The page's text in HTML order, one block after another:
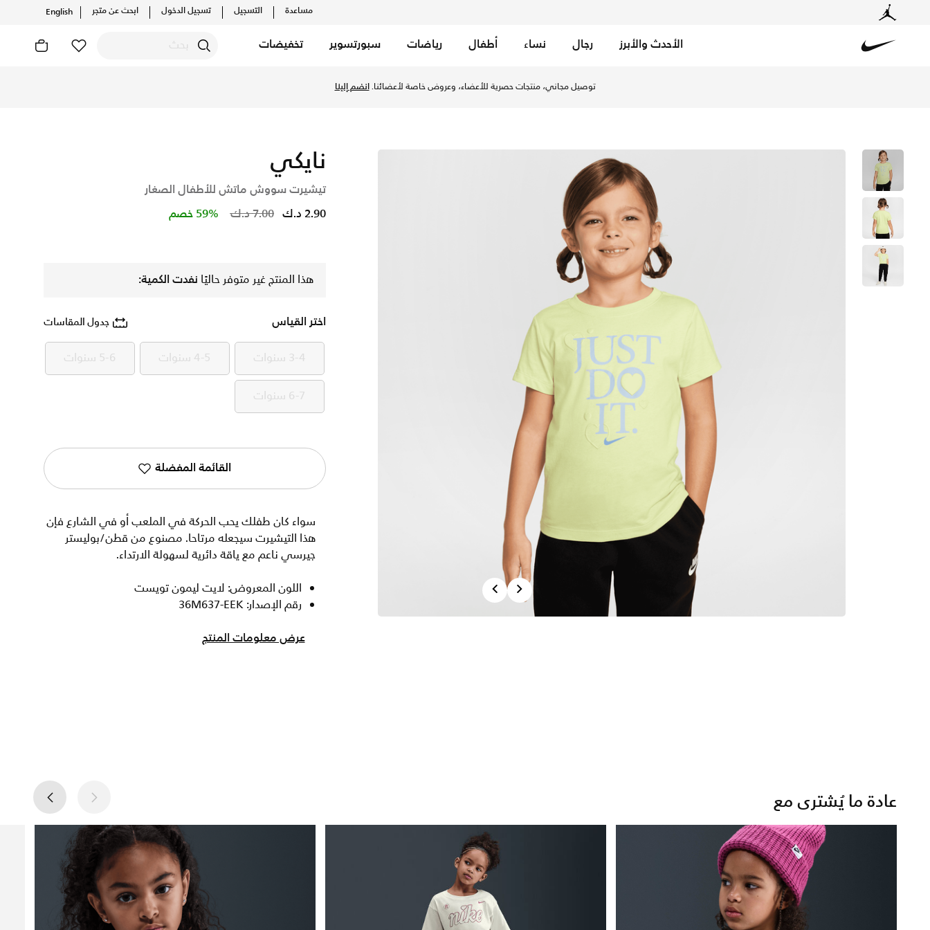
مساعدة التسجيل تسجيل الدخول ابحث عن متجر English
الأحدث والأبرز رجال نساء أطفال رياضات سبورتسوير تخفيضات
توصيل مجاني، منتجات حصرية للأعضاء، وعروض خاصة لأعضائنا.انضم إلينا
PreviousNext
نايكي
تيشيرت سووش ماتش للأطفال الصغار
Price reduced from
7.00 د.ك to 2.90 د.ك 59% خصم
هذا المنتج غير متوفر حاليًا نفدت الكمية:
اختر القياس جدول المقاسات
3-4 سنوات 3-4 سنوات 4-5 سنوات 4-5 سنوات 5-6 سنوات 5-6 سنوات
6-7 سنوات 6-7 سنوات
القائمة المفضلة
سواء كان طفلك يحب الحركة في الملعب أو في الشارع فإن
هذا التيشيرت سيجعله مرتاحا. مصنوع من قطن/بوليستر
جيرسي ناعم مع ياقة دائرية لسهولة الارتداء.
اللون المعروض: لايت ليمون تويست
رقم الإصدار: 36M637-EEK
عرض معلومات المنتج
عادة ما يُشترى مع